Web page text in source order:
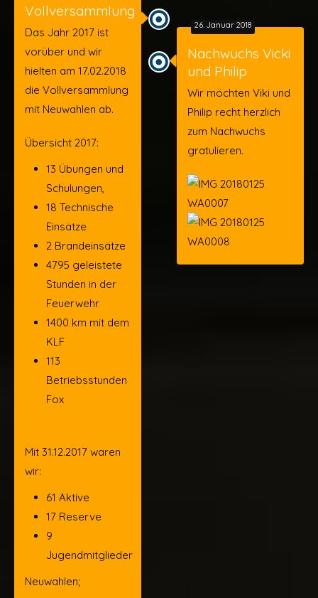
Vollversammlung
Das Jahr 2017 ist
vorüber und wir
hielten am 17.02.2018
die Vollversammlung
mit Neuwahlen ab.
Übersicht 2017:
13 Übungen und
Schulungen,
18 Technische
Einsätze
2 Brandeinsätze
4795 geleistete
Stunden in der
Feuerwehr
1400 km mit dem
KLF
113
Betriebsstunden
Fox
Mit 31.12.2017 waren
wir:
61 Aktive
17 Reserve
9
Jugendmitglieder
Neuwahlen;
26. Januar 2018
Nachwuchs Vicki
und Philip
Wir möchten Viki und
Philip recht herzlich
zum Nachwuchs
gratulieren.